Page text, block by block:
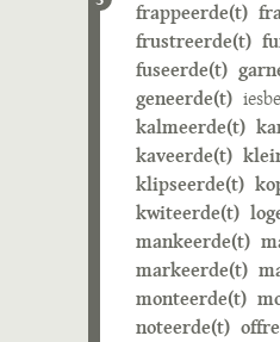
frappeerde(t)
frustreerde(t)
fuseerde(t)
geneerde(t)
kalmeerde(t)
kaveerde(t)
klipseerde(t)
kwiteerde(t)
mankeerde(t)
markeerde(t)
monteerde(t)
noteerde(t)